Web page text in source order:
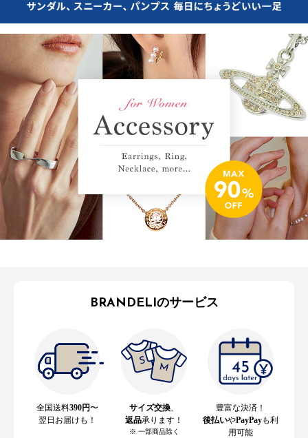
BRANDELIのサービス
全国送料390円〜
翌日お届けも！
サイズ交換
返品承ります！
※ 一部商品除く
豊富な決済！
後払いやPayPayも利
用可能